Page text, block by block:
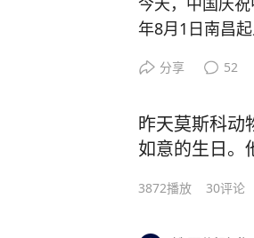
会破坏《联合
的职权，同时
成威胁。
尽管美国尚未
94年《关于执
据《维也纳条
损害该条约的目
慧》。目前，
文》、《突厥
各体裁文集系
书出版领域均无
年8月1日南昌
来中国人民解放
当时苏联也参
共第一次合作
校成立，成为
分享 52
昨天莫斯科动
如意的生日。
3872播放 30评论